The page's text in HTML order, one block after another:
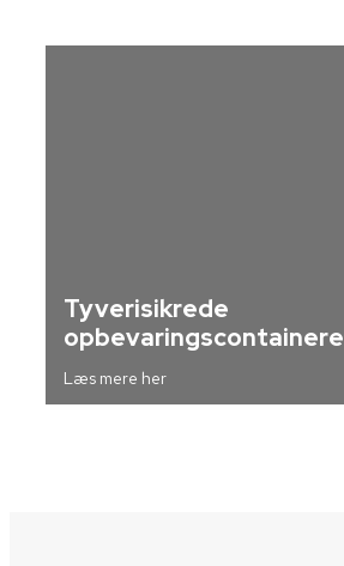
Tyverisikrede
opbevaringscontainere
Læs mere her